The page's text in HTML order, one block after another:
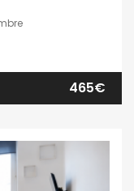
465€